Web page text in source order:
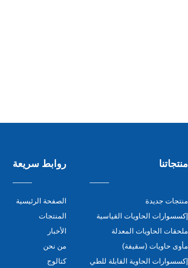
منتجاتنا
منتجات جديدة
إكسسوارات الحاويات القياسية
ملحقات الحاويات المعدلة
مأوى حاويات (سقيفة)
إكسسوارات الحاوية القابلة للطي
روابط سريعة
الصفحة الرئيسية
المنتجات
الأخبار
من نحن
كتالوج